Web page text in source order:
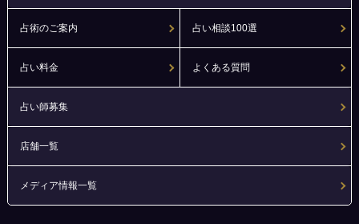
占術のご案内 占い相談100選
占い料金 よくある質問
占い師募集
店舗一覧
メディア情報一覧